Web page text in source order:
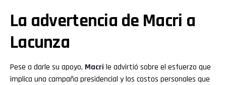
La advertencia de Macri a
Lacunza
Pese a darle su apoyo, Macri le advirtió sobre el esfuerzo que
implica una campaña presidencial y los costos personales que